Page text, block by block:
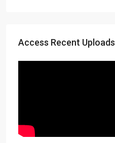
Access Recent Uploads